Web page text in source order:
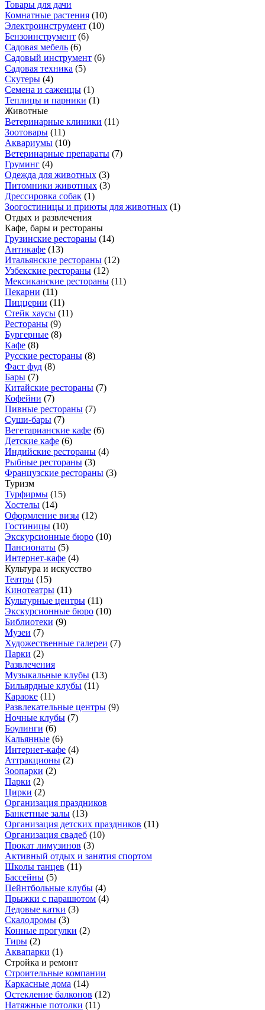
Товары для дачи
Комнатные растения (10)
Электроинструмент (10)
Бензоинструмент (6)
Садовая мебель (6)
Садовый инструмент (6)
Садовая техника (5)
Скутеры (4)
Семена и саженцы (1)
Теплицы и парники (1)
Животные
Ветеринарные клиники (11)
Зоотовары (11)
Аквариумы (10)
Ветеринарные препараты (7)
Груминг (4)
Одежда для животных (3)
Питомники животных (3)
Дрессировка собак (1)
Зоогостиницы и приюты для животных (1)
Отдых и развлечения
Кафе, бары и рестораны
Грузинские рестораны (14)
Антикафе (13)
Итальянские рестораны (12)
Узбекские рестораны (12)
Мексиканские рестораны (11)
Пекарни (11)
Пиццерии (11)
Стейк хаусы (11)
Рестораны (9)
Бургерные (8)
Кафе (8)
Русские рестораны (8)
Фаст фуд (8)
Бары (7)
Китайские рестораны (7)
Кофейни (7)
Пивные рестораны (7)
Суши-бары (7)
Вегетарианские кафе (6)
Детские кафе (6)
Индийские рестораны (4)
Рыбные рестораны (3)
Французские рестораны (3)
Туризм
Турфирмы (15)
Хостелы (14)
Оформление визы (12)
Гостиницы (10)
Экскурсионные бюро (10)
Пансионаты (5)
Интернет-кафе (4)
Культура и искусство
Театры (15)
Кинотеатры (11)
Культурные центры (11)
Экскурсионные бюро (10)
Библиотеки (9)
Музеи (7)
Художественные галереи (7)
Парки (2)
Развлечения
Музыкальные клубы (13)
Бильярдные клубы (11)
Караоке (11)
Развлекательные центры (9)
Ночные клубы (7)
Боулинги (6)
Кальянные (6)
Интернет-кафе (4)
Аттракционы (2)
Зоопарки (2)
Парки (2)
Цирки (2)
Организация праздников
Банкетные залы (13)
Организация детских праздников (11)
Организация свадеб (10)
Прокат лимузинов (3)
Активный отдых и занятия спортом
Школы танцев (11)
Бассейны (5)
Пейнтбольные клубы (4)
Прыжки с парашютом (4)
Ледовые катки (3)
Скалодромы (3)
Конные прогулки (2)
Тиры (2)
Аквапарки (1)
Стройка и ремонт
Строительные компании
Каркасные дома (14)
Остекление балконов (12)
Натяжные потолки (11)